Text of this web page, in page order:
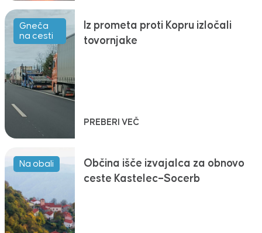
Gneča
na cesti
Iz prometa proti Kopru izločali
tovornjake
PREBERI VEČ
Na obali
Občina išče izvajalca za obnovo
ceste Kastelec–Socerb